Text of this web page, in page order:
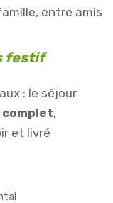
entre amis
festif
: le séjour
complet,
et livré